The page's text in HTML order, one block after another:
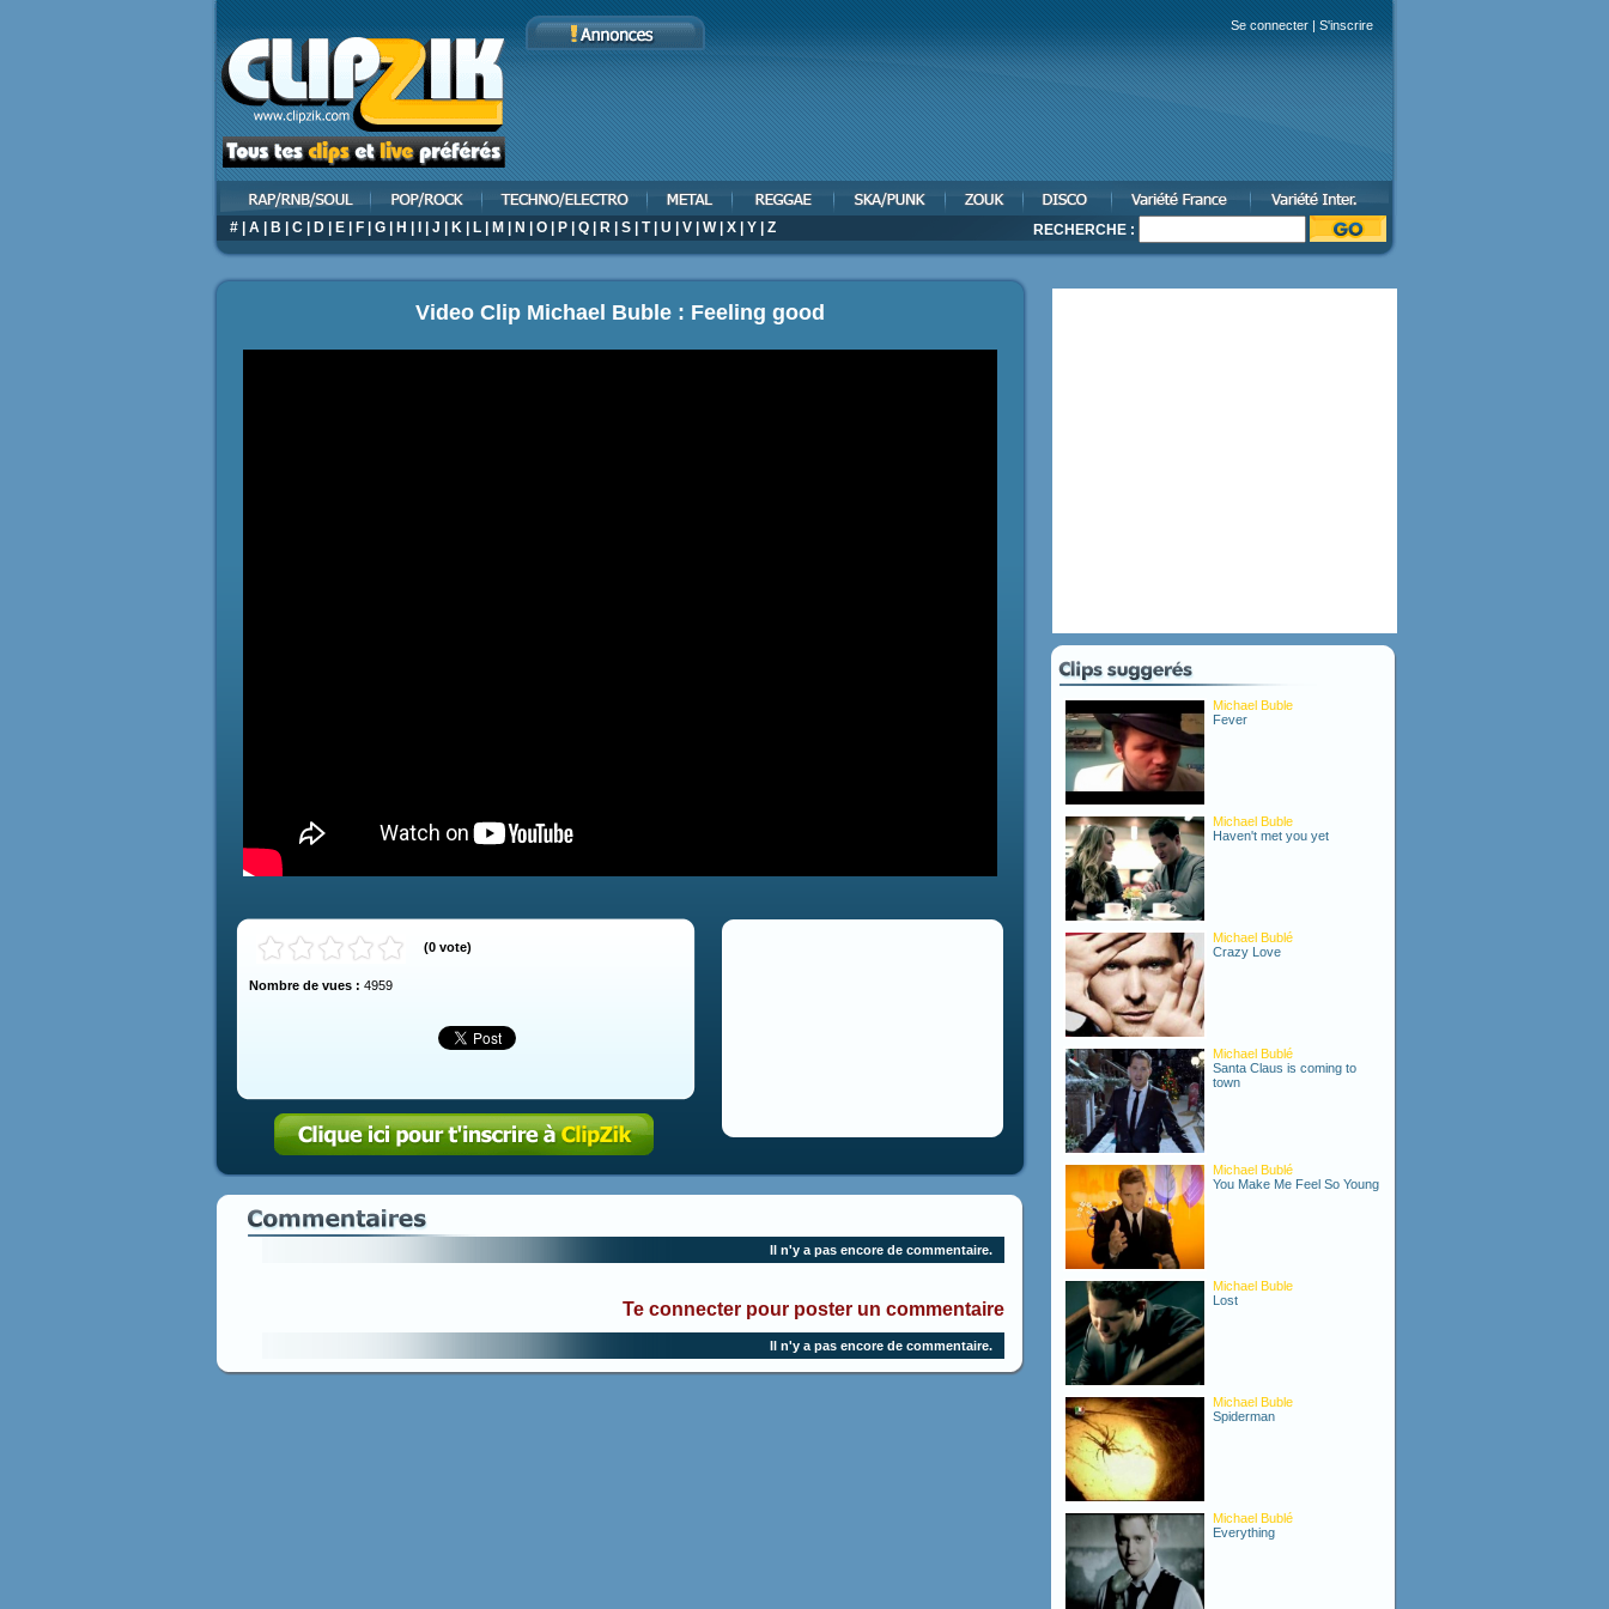
Se connecter | S'inscrire
# A B C D E F G H J K L M N O P Q R S T| U V W| X Y Z RECHERCHE :
Video Clip Michael Buble : Feeling good
(0 vote)
Nombre de vues : 4959
Il n'y a pas encore de commentaire.
Te connecter pour poster un commentaire
Il n'y a pas encore de commentaire.
Michael Buble
Fever
Michael Buble
Haven't met you yet
Michael Bublé
Crazy Love
Michael Bublé
Santa Claus is coming to
town
Michael Bublé
You Make Me Feel So Young
Michael Buble
Lost
Michael Buble
Spiderman
Michael Bublé
Everything